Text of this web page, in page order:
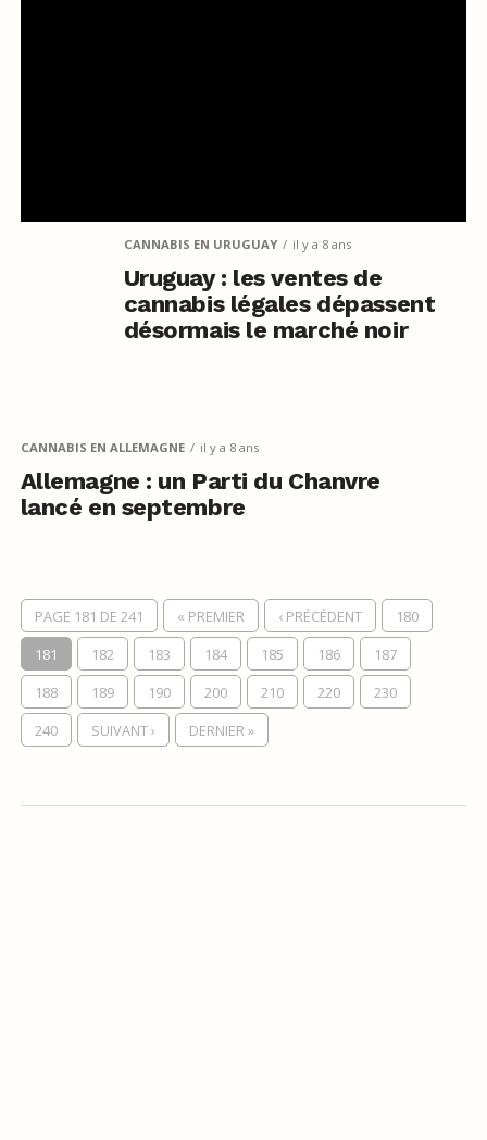
CANNABIS EN URUGUAY il y a 8 ans
Uruguay : les ventes de
cannabis légales dépassent
désormais le marché noir
CANNABIS EN ALLEMAGNE il y a 8 ans
Allemagne : un Parti du Chanvre
lancé en septembre
PAGE 181 DE 241 « PREMIER ‹ PRÉCÉDENT
180
181
182 183 184 185 186
187
188
189 190 200 210 220
230
240
SUIVANT › DERNIER »